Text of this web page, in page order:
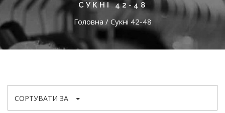
СУКНІ 42-48
Головна / Сукні 42-48
СОРТУВАТИ ЗА